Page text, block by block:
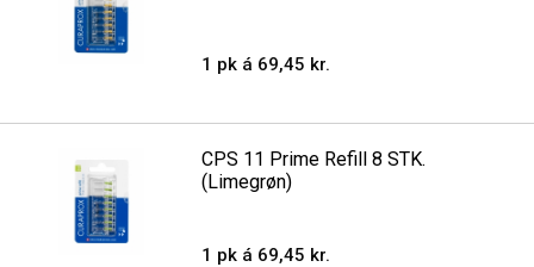
1 pk á 69,45 kr.
CPS 11 Prime Refill 8 STK.
(Limegrøn)
1 pk á 69,45 kr.